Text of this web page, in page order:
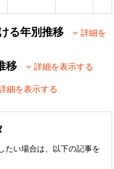
ける年別推移
詳細を
推移 詳細を表示する
細を表示する
たい場合は、以下の記事を